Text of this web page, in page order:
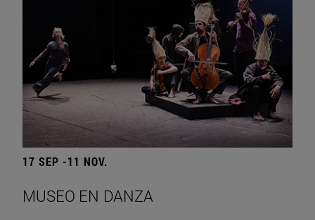
17 SEP -11 NOV.
MUSEO EN DANZA